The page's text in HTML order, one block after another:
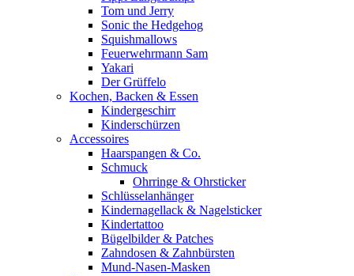
Tom und Jerry
Sonic the Hedgehog
Squishmallows
Feuerwehrmann Sam
Yakari
Der Grüffelo
Kochen, Backen & Essen
Kindergeschirr
Kinderschürzen
Accessoires
Haarspangen & Co.
Schmuck
Ohrringe & Ohrsticker
Schlüsselanhänger
Kindernagellack & Nagelsticker
Kindertattoo
Bügelbilder & Patches
Zahndosen & Zahnbürsten
Mund-Nasen-Masken